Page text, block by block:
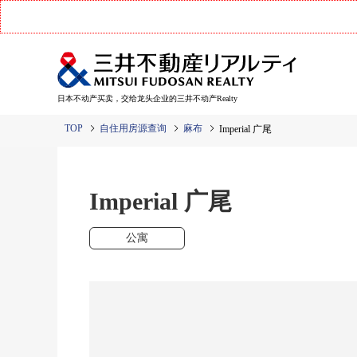
日本不动产买卖，交给龙头企业的三井不动产Realty
TOP 自住用房源查询 麻布 Imperial 广尾
Imperial 广尾
公寓